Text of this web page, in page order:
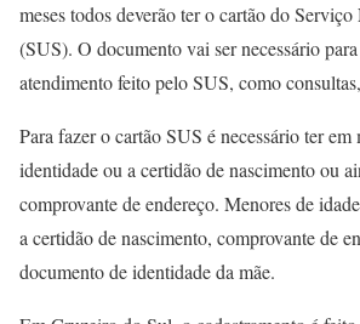
meses todos deverão ter o cartão do
(SUS). O documento vai ser necessário
atendimento feito pelo SUS, como
Para fazer o cartão SUS é necessário ter em
identidade ou a certidão de nascimento ou
comprovante de endereço. Menores de
a certidão de nascimento, comprovante de
documento de identidade da mãe.